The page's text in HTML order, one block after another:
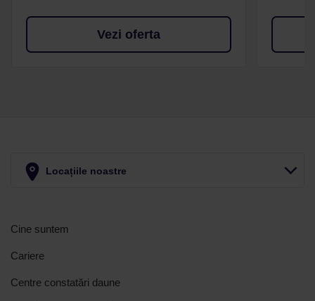
Vezi oferta
Locațiile noastre
Cine suntem
Cariere
Centre constatări daune